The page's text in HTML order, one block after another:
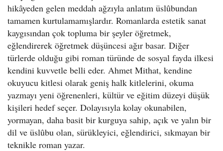
hikâyeden gelen meddah ağzıyla anlatım üslûbundan
tamamen kurtulamamışlardır. Romanlarda estetik sanat
kaygısından çok topluma bir şeyler öğretmek,
eğlendirerek öğretmek düşüncesi ağır basar. Diğer
türlerde olduğu gibi roman türünde de sosyal fayda ilkesi
kendini kuvvetle belli eder. Ahmet Mithat, kendine
okuyucu kitlesi olarak geniş halk kitlelerini, okuma
yazmayı yeni öğrenenleri, kültür ve eğitim düzeyi düşük
kişileri hedef seçer. Dolayısıyla kolay okunabilen,
yormayan, daha basit bir kurguya sahip, açık ve yalın bir
dil ve üslûbu olan, sürükleyici, eğlendirici, sıkmayan bir
teknikle roman yazar.